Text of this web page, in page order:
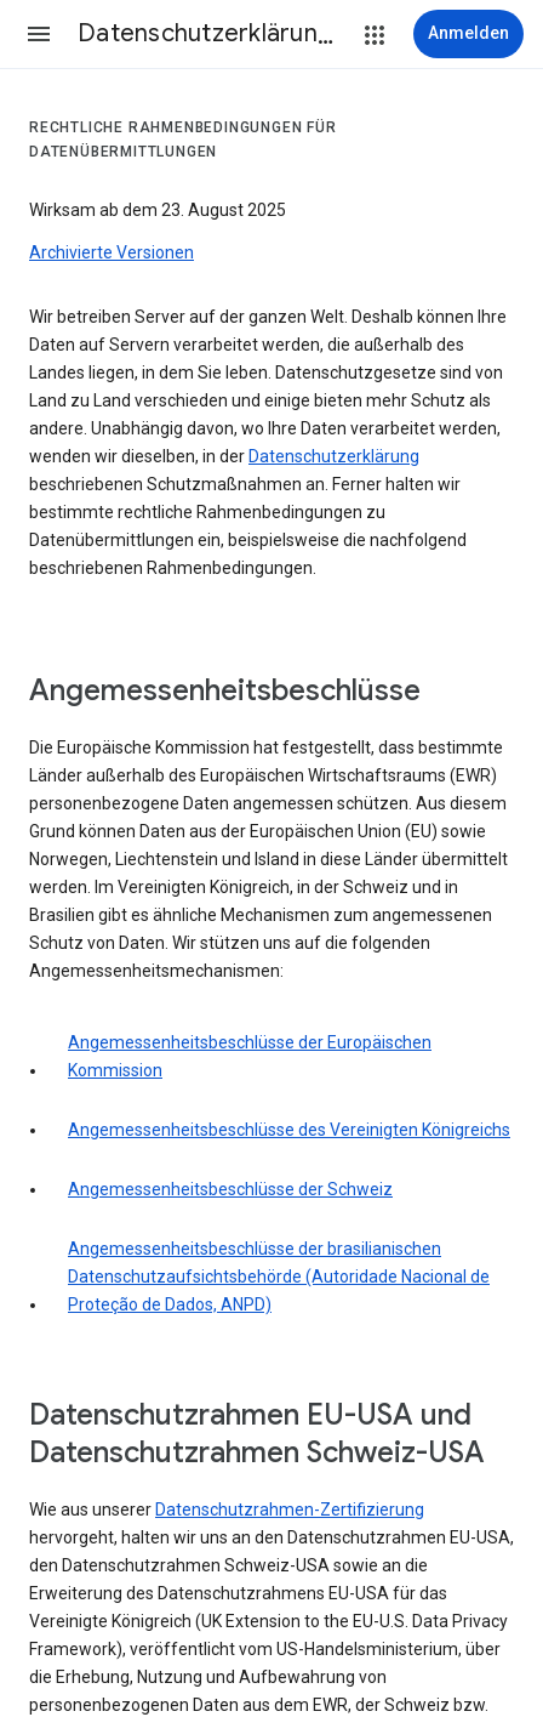
Datenschutzerklärung & Nutzungsbedingungen Anmelden
RECHTLICHE RAHMENBEDINGUNGEN FÜR
DATENÜBERMITTLUNGEN
Wirksam ab dem 23. August 2025
Archivierte Versionen
Wir betreiben Server auf der ganzen Welt. Deshalb können Ihre
Daten auf Servern verarbeitet werden, die außerhalb des
Landes liegen, in dem Sie leben. Datenschutzgesetze sind von
Land zu Land verschieden und einige bieten mehr Schutz als
andere. Unabhängig davon, wo Ihre Daten verarbeitet werden,
wenden wir dieselben, in der Datenschutzerklärung
beschriebenen Schutzmaßnahmen an. Ferner halten wir
bestimmte rechtliche Rahmenbedingungen zu
Datenübermittlungen ein, beispielsweise die nachfolgend
beschriebenen Rahmenbedingungen.
Angemessenheitsbeschlüsse
Die Europäische Kommission hat festgestellt, dass bestimmte
Länder außerhalb des Europäischen Wirtschaftsraums (EWR)
personenbezogene Daten angemessen schützen. Aus diesem
Grund können Daten aus der Europäischen Union (EU) sowie
Norwegen, Liechtenstein und Island in diese Länder übermittelt
werden. Im Vereinigten Königreich, in der Schweiz und in
Brasilien gibt es ähnliche Mechanismen zum angemessenen
Schutz von Daten. Wir stützen uns auf die folgenden
Angemessenheitsmechanismen:
Angemessenheitsbeschlüsse der Europäischen
Kommission
Angemessenheitsbeschlüsse des Vereinigten Königreichs
Angemessenheitsbeschlüsse der Schweiz
Angemessenheitsbeschlüsse der brasilianischen
Datenschutzaufsichtsbehörde (Autoridade Nacional de
Proteção de Dados, ANPD)
Datenschutzrahmen EU-USA und
Datenschutzrahmen Schweiz-USA
Wie aus unserer Datenschutzrahmen-Zertifizierung
hervorgeht, halten wir uns an den Datenschutzrahmen EU-USA,
den Datenschutzrahmen Schweiz-USA sowie an die
Erweiterung des Datenschutzrahmens EU-USA für das
Vereinigte Königreich (UK Extension to the EU-U.S. Data Privacy
Framework), veröffentlicht vom US-Handelsministerium, über
die Erhebung, Nutzung und Aufbewahrung von
personenbezogenen Daten aus dem EWR, der Schweiz bzw.